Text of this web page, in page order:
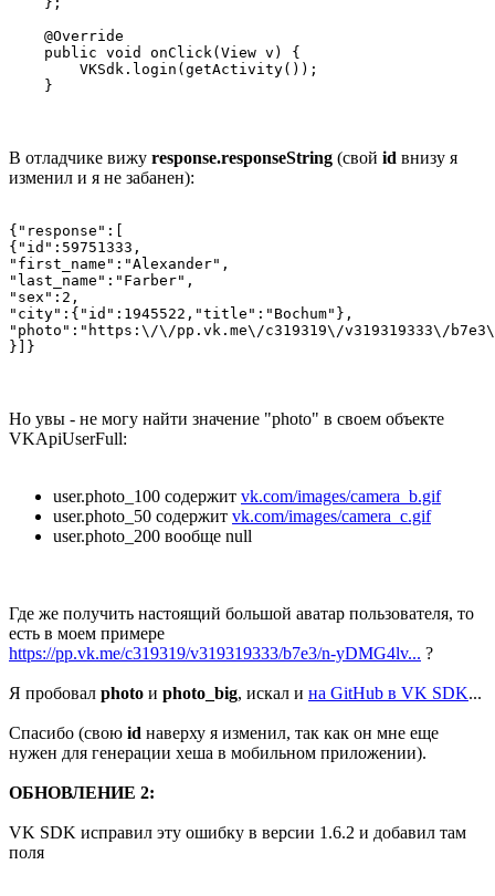
    @Override
    public void onClick(View v) {
        VKSdk.login(getActivity());
    }
В отладчике вижу response.responseString (свой id внизу я
изменил и я не забанен):
{"response":[
{"id":59751333,
"first_name":"Alexander",
"last_name":"Farber",
"sex":2,
"city":{"id":1945522,"title":"Bochum"},
"photo":"https:\/\/pp.vk.me\/c319319\/v319319333\/
}]}
Но увы - не могу найти значение "photo" в своем объекте
VKApiUserFull:
user.photo_100 содержит vk.com/images/camera_b.gif
user.photo_50 содержит vk.com/images/camera_c.gif
user.photo_200 вообще null
Где же получить настоящий большой аватар пользователя, то
есть в моем примере
https://pp.vk.me/c319319/v319319333/b7e3/n-yDMG4lv... ?
Я пробовал photo и photo_big, искал и на GitHub в VK SDK...
Спасибо (свою id наверху я изменил, так как он мне еще
нужен для генерации хеша в мобильном приложении).
ОБНОВЛЕНИЕ 2:
VK SDK исправил эту ошибку в версии 1.6.2 и добавил там
поля